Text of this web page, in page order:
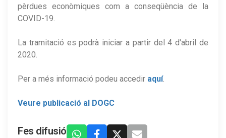
pèrdues econòmiques com a conseqüència de la
COVID-19.
La tramitació es podrà iniciar a partir del 4 d'abril de
2020.
Per a més informació podeu accedir aquí.
Veure publicació al DOGC
Fes difusió